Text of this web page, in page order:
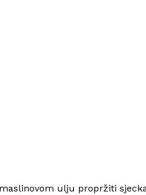
ulju propržiti